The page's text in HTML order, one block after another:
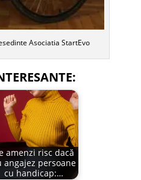
Asociatia StartEvo
amenzi risc dacă
angajez persoane
cu handicap:…